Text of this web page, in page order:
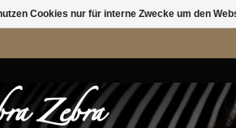
Cookies nur für interne Zwecke um den